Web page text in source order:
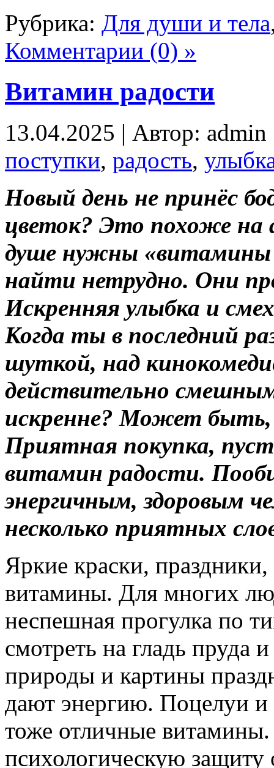
Рубрика: Для души и тела
Комментарии (0) »
Витамин радости
13.04.2025 | Автор:
поступки, радость,
Новый день не принёс
цветок? Это похоже
душе нужны
найти нетрудно. Они
Искренняя улыбка и
Когда ты в последний
шуткой, над
действительно
искренне? Может быть,
Приятная покупка,
витамин радости.
энергичным, здоровым
несколько приятных
Яркие краски,
витамины. Для многих
неспешная прогулка по
смотреть на гладь пруда
природы и картины
дают энергию. Поцелуи
тоже отличные
психологическую защиту